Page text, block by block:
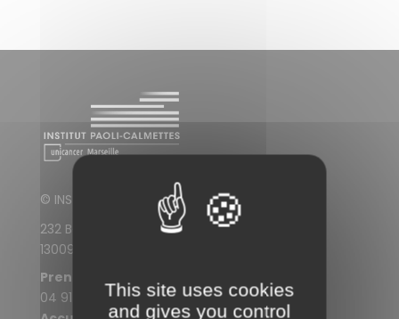
© INSTITUT PAOLI-CALMETTES
232 Boulevard de Sainte-Marguerite
13009 Marseille
Prendre rendez-vous
04 91 22 30 30This site uses cookies
and gives you control